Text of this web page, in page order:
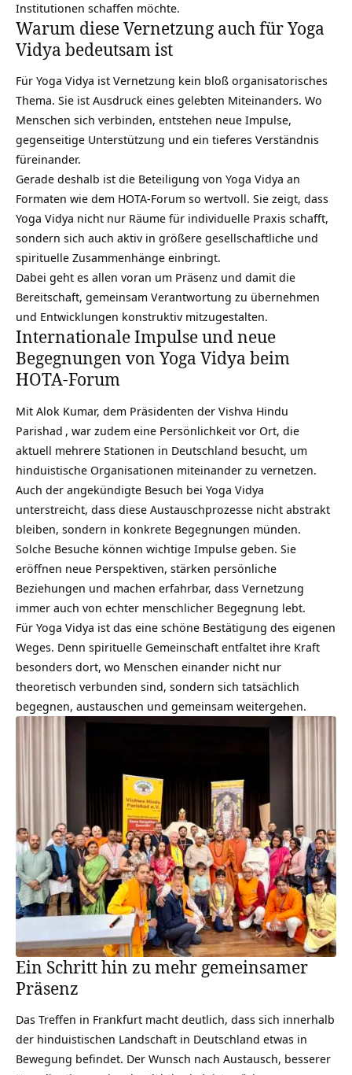
Institutionen schaffen möchte.
Warum diese Vernetzung auch für Yoga
Vidya bedeutsam ist
Für Yoga Vidya ist Vernetzung kein bloß organisatorisches
Thema. Sie ist Ausdruck eines gelebten Miteinanders. Wo
Menschen sich verbinden, entstehen neue Impulse,
gegenseitige Unterstützung und ein tieferes Verständnis
füreinander.
Gerade deshalb ist die Beteiligung von Yoga Vidya an
Formaten wie dem HOTA-Forum so wertvoll. Sie zeigt, dass
Yoga Vidya nicht nur Räume für individuelle Praxis schafft,
sondern sich auch aktiv in größere gesellschaftliche und
spirituelle Zusammenhänge einbringt.
Dabei geht es allen voran um Präsenz und damit die
Bereitschaft, gemeinsam Verantwortung zu übernehmen
und Entwicklungen konstruktiv mitzugestalten.
Internationale Impulse und neue
Begegnungen von Yoga Vidya beim
HOTA-Forum
Mit Alok Kumar, dem Präsidenten der Vishva Hindu
Parishad , war zudem eine Persönlichkeit vor Ort, die
aktuell mehrere Stationen in Deutschland besucht, um
hinduistische Organisationen miteinander zu vernetzen.
Auch der angekündigte Besuch bei Yoga Vidya
unterstreicht, dass diese Austauschprozesse nicht abstrakt
bleiben, sondern in konkrete Begegnungen münden.
Solche Besuche können wichtige Impulse geben. Sie
eröffnen neue Perspektiven, stärken persönliche
Beziehungen und machen erfahrbar, dass Vernetzung
immer auch von echter menschlicher Begegnung lebt.
Für Yoga Vidya ist das eine schöne Bestätigung des eigenen
Weges. Denn spirituelle Gemeinschaft entfaltet ihre Kraft
besonders dort, wo Menschen einander nicht nur
theoretisch verbunden sind, sondern sich tatsächlich
begegnen, austauschen und gemeinsam weitergehen.
Ein Schritt hin zu mehr gemeinsamer
Präsenz
Das Treffen in Frankfurt macht deutlich, dass sich innerhalb
der hinduistischen Landschaft in Deutschland etwas in
Bewegung befindet. Der Wunsch nach Austausch, besserer